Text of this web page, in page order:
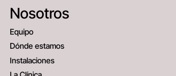
Nosotros
Equipo
Dónde estamos
Instalaciones